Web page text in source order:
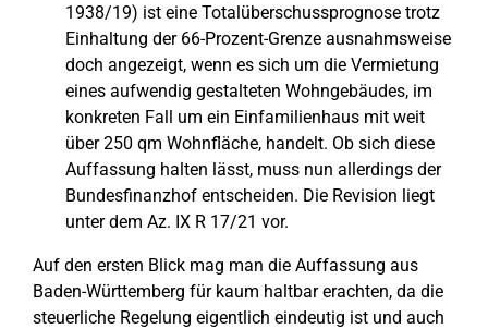
1938/19) ist eine Totalüberschussprognose trotz
Einhaltung der 66-Prozent-Grenze ausnahmsweise
doch angezeigt, wenn es sich um die Vermietung
eines aufwendig gestalteten Wohngebäudes, im
konkreten Fall um ein Einfamilienhaus mit weit
über 250 qm Wohnfläche, handelt. Ob sich diese
Auffassung halten lässt, muss nun allerdings der
Bundesfinanzhof entscheiden. Die Revision liegt
unter dem Az. IX R 17/21 vor.
Auf den ersten Blick mag man die Auffassung aus
Baden-Württemberg für kaum haltbar erachten, da die
steuerliche Regelung eigentlich eindeutig ist und auch